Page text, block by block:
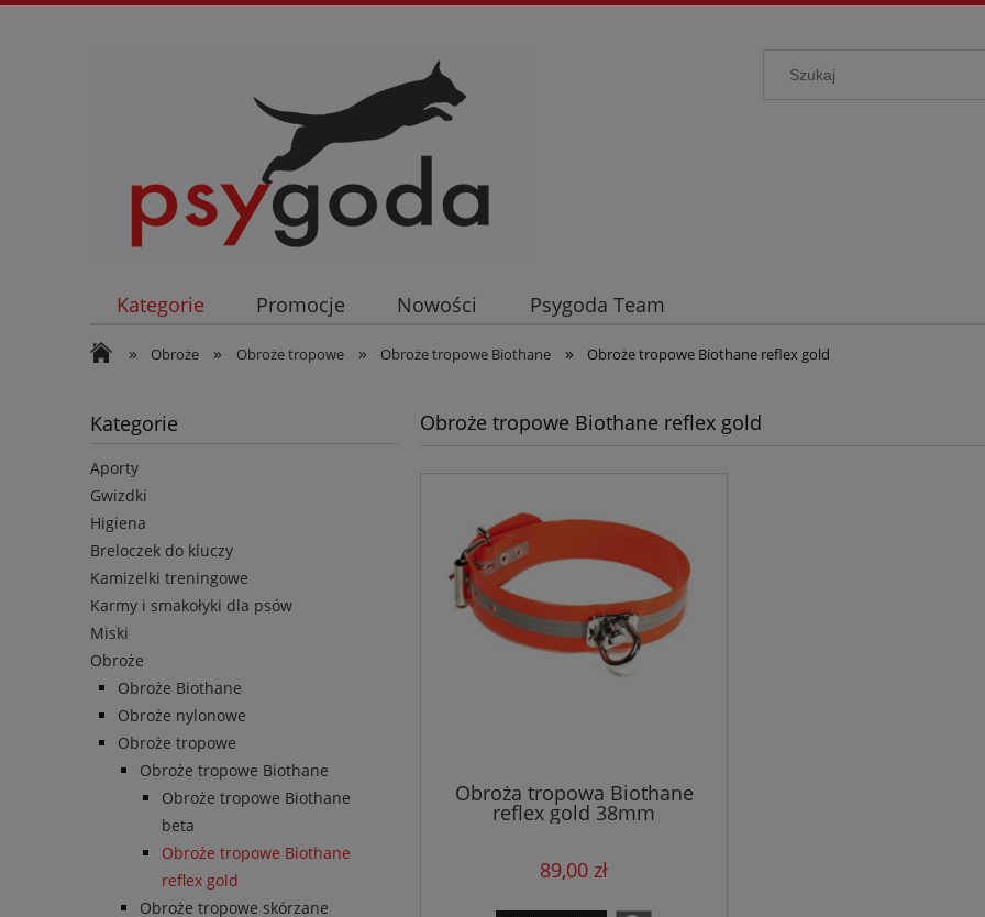
Kategorie Promocje Nowości Psygoda Team
» Obroże » Obroże tropowe » Obroże tropowe Biothane » Obroże tropowe Biothane reflex gold
Kategorie
Aporty
Gwizdki
Higiena
Breloczek do kluczy
Kamizelki treningowe
Karmy i smakołyki dla psów
Miski
Obroże
Obroże Biothane
Obroże nylonowe
Obroże tropowe
Obroże tropowe Biothane
Obroże tropowe Biothane
beta
Obroże tropowe Biothane
reflex gold
Obroże tropowe skórzane
Obroże tropowe Biothane reflex gold
Obroża tropowa Biothane
reflex gold 38mm
pomarańczowa
89,00 zł